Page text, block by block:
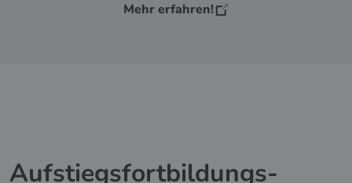
Mehr erfahren!
Aufstiegsfortbildungs-